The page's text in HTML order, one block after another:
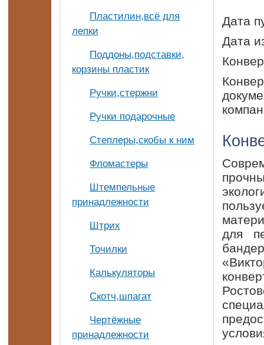
Пластилин,всё для
лепки
Поддоны,подставки,
корзины пластик
Ручки,стержни
Ручки подарочные
Степлеры,скобы к ним
Фломастеры
Штемпельные
принадлежности
Штрих
Точилки
Калькуляторы
Скотч,шпагат
Чертёжные
принадлежности
Дата
Дата
для